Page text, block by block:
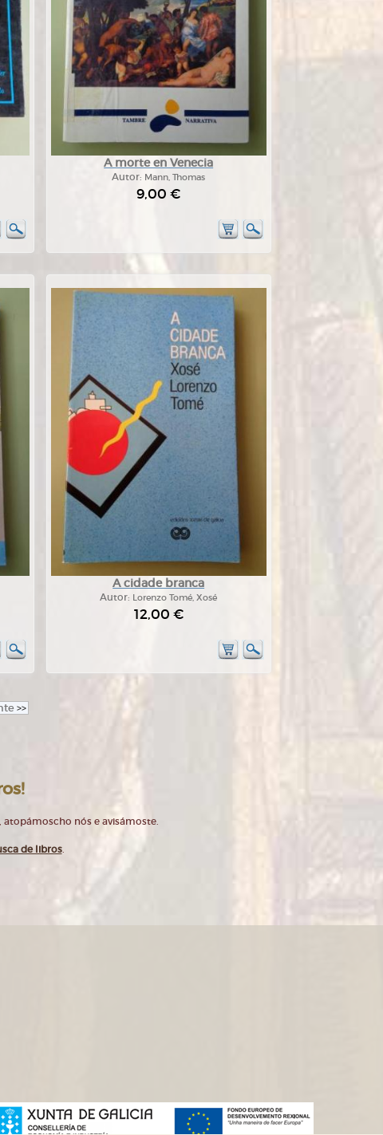
A morte en Venecia
Autor: Mann, Thomas
9,00 €
A cidade branca
Autor: Lorenzo Tomé, Xosé
12,00 €
>>
nós e avisámoste.
de libros.